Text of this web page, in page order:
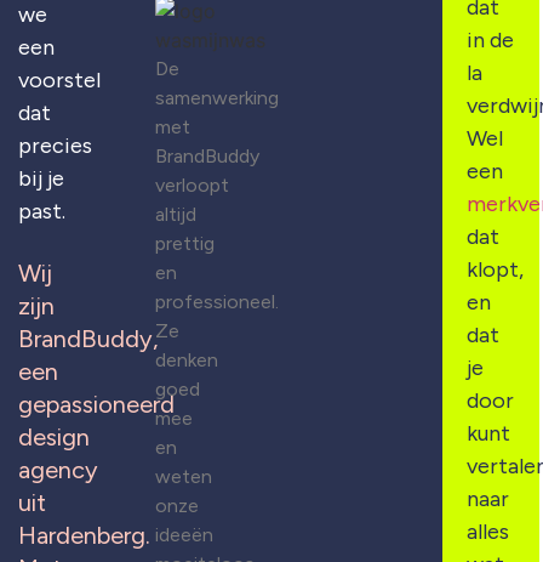
we
een
voorstel
dat
precies
bij je
past.
Wij
zijn
BrandBuddy,
een
gepassioneerd
design
agency
uit
Hardenberg.
De
samenwerking
met
BrandBuddy
verloopt
altijd
prettig
en
professioneel.
Ze
denken
goed
mee
en
weten
onze
ideeën
dat
in de
la
Wel
een
dat
klopt,
en
dat
je
door
kunt
naar
alles